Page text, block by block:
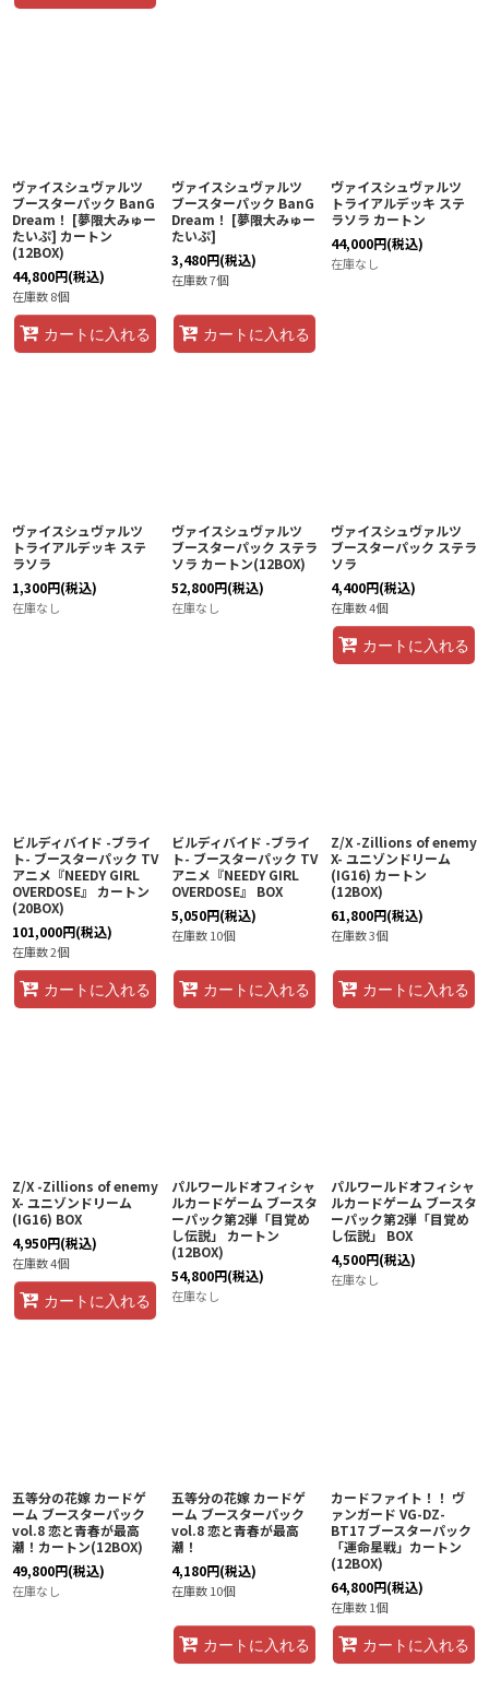
ヴァイスシュヴァルツ
ブースターパック BanG
Dream！ [夢限大みゅー
たいぷ] カートン
(12BOX)
44,800円(税込)
在庫数 8個
カートに入れる
ヴァイスシュヴァルツ
ブースターパック BanG
Dream！ [夢限大みゅー
たいぷ]
3,480円(税込)
在庫数 7個
カートに入れる
ヴァイスシュヴァルツ
トライアルデッキ ステ
ラソラ カートン
44,000円(税込)
在庫なし
ヴァイスシュヴァルツ
トライアルデッキ ステ
ラソラ
1,300円(税込)
在庫なし
ヴァイスシュヴァルツ
ブースターパック ステラ
ソラ カートン(12BOX)
52,800円(税込)
在庫なし
ヴァイスシュヴァルツ
ブースターパック ステラ
ソラ
4,400円(税込)
在庫数 4個
カートに入れる
ビルディバイド -ブライ
ト- ブースターパック TV
アニメ『NEEDY GIRL
OVERDOSE』 カートン
(20BOX)
101,000円(税込)
在庫数 2個
カートに入れる
ビルディバイド -ブライ
ト- ブースターパック TV
アニメ『NEEDY GIRL
OVERDOSE』 BOX
5,050円(税込)
在庫数 10個
カートに入れる
Z/X -Zillions of enemy
X- ユニゾンドリーム
(IG16) カートン
(12BOX)
61,800円(税込)
在庫数 3個
カートに入れる
Z/X -Zillions of enemy
X- ユニゾンドリーム
(IG16) BOX
4,950円(税込)
在庫数 4個
カートに入れる
パルワールドオフィシャ
ルカードゲーム ブースタ
ーパック第2弾「目覚め
し伝説」 カートン
(12BOX)
54,800円(税込)
在庫なし
パルワールドオフィシャ
ルカードゲーム ブースタ
ーパック第2弾「目覚め
し伝説」 BOX
4,500円(税込)
在庫なし
五等分の花嫁 カードゲ
ーム ブースターパック
vol.8 恋と青春が最高
潮！カートン(12BOX)
49,800円(税込)
在庫なし
五等分の花嫁 カードゲ
ーム ブースターパック
vol.8 恋と青春が最高
潮！
4,180円(税込)
在庫数 10個
カートに入れる
カードファイト！！ ヴ
ァンガード VG-DZ-
BT17 ブースターパック
「運命星戦」カートン
(12BOX)
64,800円(税込)
在庫数 1個
カートに入れる